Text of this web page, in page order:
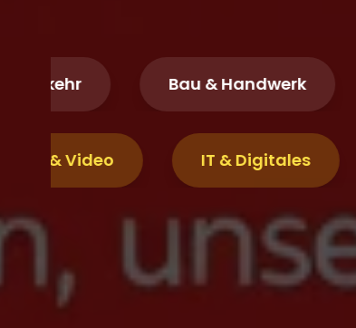
Bau & Handwerk
Fotografie & Video IT & Digitales